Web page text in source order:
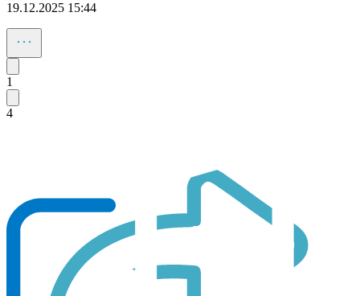
19.12.2025 15:44
1
4